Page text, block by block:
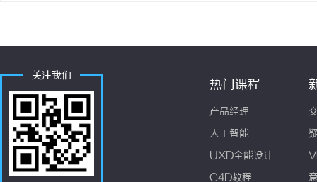
关注我们
热门课程
产品经理
人工智能
UXD全能设计
C4D教程